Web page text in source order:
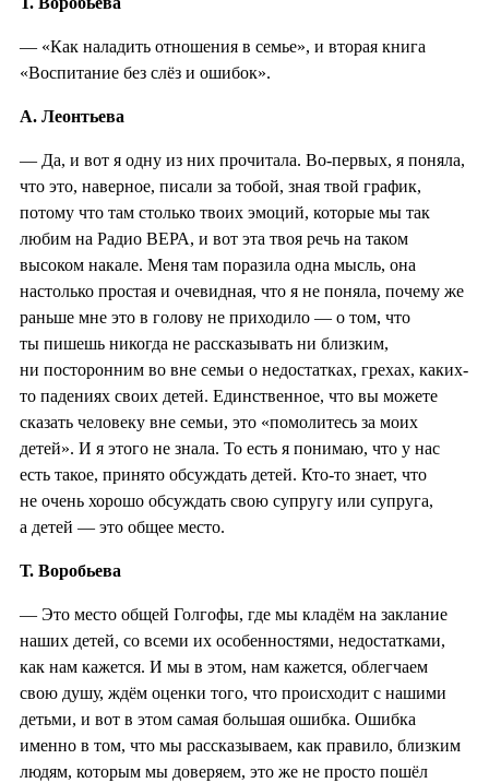
— «Как наладить отношения в семье», и вторая книга
«Воспитание без слёз и ошибок».
А. Леонтьева
— Да, и вот я одну из них прочитала. Во-первых, я поняла,
что это, наверное, писали за тобой, зная твой график,
потому что там столько твоих эмоций, которые мы так
любим на Радио ВЕРА, и вот эта твоя речь на таком
высоком накале. Меня там поразила одна мысль, она
настолько простая и очевидная, что я не поняла, почему же
раньше мне это в голову не приходило — о том, что
ты пишешь никогда не рассказывать ни близким,
ни посторонним во вне семьи о недостатках, грехах, каких-
то падениях своих детей. Единственное, что вы можете
сказать человеку вне семьи, это «помолитесь за моих
детей». И я этого не знала. То есть я понимаю, что у нас
есть такое, принято обсуждать детей. Кто-то знает, что
не очень хорошо обсуждать свою супругу или супруга,
а детей — это общее место.
Т. Воробьева
— Это место общей Голгофы, где мы кладём на заклание
наших детей, со всеми их особенностями, недостатками,
как нам кажется. И мы в этом, нам кажется, облегчаем
свою душу, ждём оценки того, что происходит с нашими
детьми, и вот в этом самая большая ошибка. Ошибка
именно в том, что мы рассказываем, как правило, близким
людям, которым мы доверяем, это же не просто пошёл